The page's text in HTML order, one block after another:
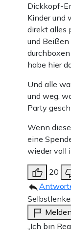
Dickkopf-
Kinder und
direkt alles
und
habe hier
Und alle
und weg,
Party
Wenn
eine
wieder voll
20
Melden
„Ich bin